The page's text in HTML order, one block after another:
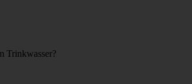
Trinkwasser?